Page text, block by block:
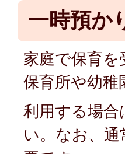
一時預か
家庭で保育
保育所や幼稚
利用する場
い。なお、